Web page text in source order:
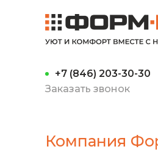
+7 (846) 203-30-30
Заказать звонок
Компания